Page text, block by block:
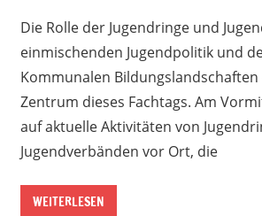
Die Rolle der Jugendringe und
einmischenden Jugendpolitik und
Kommunalen
Zentrum dieses Fachtags. Am
auf aktuelle Aktivitäten von
Jugendverbänden vor Ort, die
WEITERLESEN